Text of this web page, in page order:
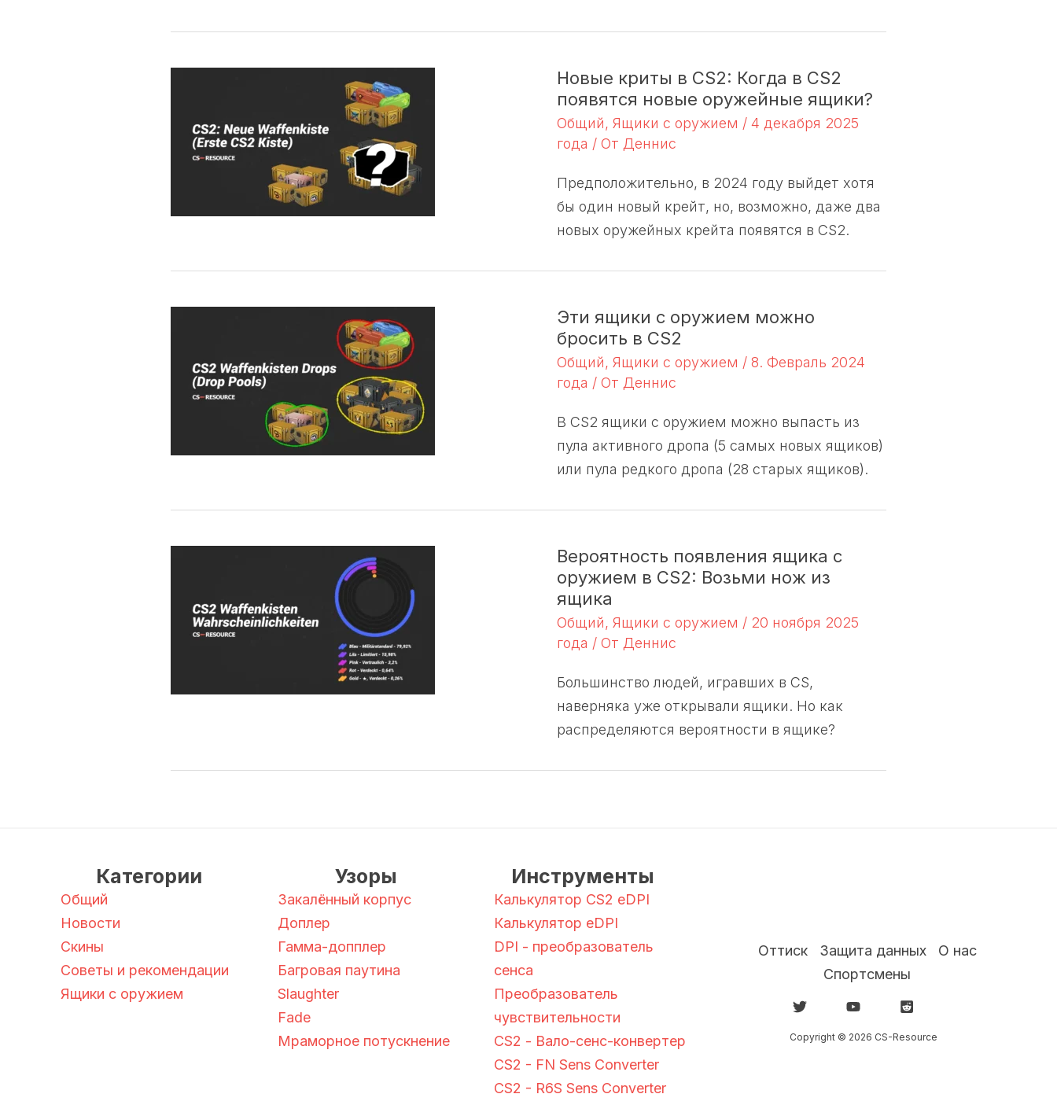
Новые криты в CS2: Когда в CS2
появятся новые оружейные ящики?
Общий, Ящики с оружием / 4 декабря 2025
года / От Деннис
Предположительно, в 2024 году выйдет хотя
бы один новый крейт, но, возможно, даже два
новых оружейных крейта появятся в CS2.
Эти ящики с оружием можно
бросить в CS2
Общий, Ящики с оружием / 8. Февраль 2024
года / От Деннис
В CS2 ящики с оружием можно выпасть из
пула активного дропа (5 самых новых ящиков)
или пула редкого дропа (28 старых ящиков).
Вероятность появления ящика с
оружием в CS2: Возьми нож из
ящика
Общий, Ящики с оружием / 20 ноября 2025
года / От Деннис
Большинство людей, игравших в CS,
наверняка уже открывали ящики. Но как
распределяются вероятности в ящике?
Категории
Общий
Новости
Скины
Советы и рекомендации
Ящики с оружием
Узоры
Закалённый корпус
Доплер
Гамма-допплер
Багровая паутина
Slaughter
Fade
Мраморное потускнение
Инструменты
Калькулятор CS2 eDPI
Калькулятор eDPI
DPI - преобразователь
сенса
Преобразователь
чувствительности
CS2 - Вало-сенс-конвертер
CS2 - FN Sens Converter
CS2 - R6S Sens Converter
Оттиск Защита данных
О нас
Спортсмены
Copyright © 2026 CS-Resource